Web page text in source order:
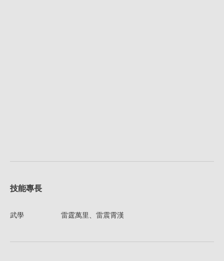
技能專長
武學 雷霆萬里、雷震霄漢